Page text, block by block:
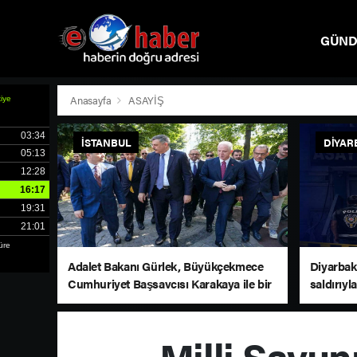
Anasayfa ASAYİŞ
İSTANBUL
Adalet Bakanı Gürlek, Büyükçekmece
Cumhuriyet Başsavcısı Karakaya ile bir
araya geldi